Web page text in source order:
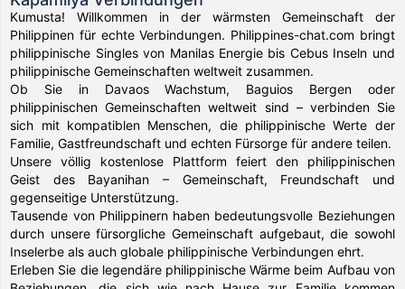
Kumusta! Willkommen in der wärmsten Gemeinschaft der
Philippinen für echte Verbindungen. Philippines-chat.com bringt
philippinische Singles von Manilas Energie bis Cebus Inseln und
philippinische Gemeinschaften weltweit zusammen.
Ob Sie in Davaos Wachstum, Baguios Bergen oder
philippinischen Gemeinschaften weltweit sind – verbinden Sie
sich mit kompatiblen Menschen, die philippinische Werte der
Familie, Gastfreundschaft und echten Fürsorge für andere teilen.
Unsere völlig kostenlose Plattform feiert den philippinischen
Geist des Bayanihan – Gemeinschaft, Freundschaft und
gegenseitige Unterstützung.
Tausende von Philippinern haben bedeutungsvolle Beziehungen
durch unsere fürsorgliche Gemeinschaft aufgebaut, die sowohl
Inselerbe als auch globale philippinische Verbindungen ehrt.
Erleben Sie die legendäre philippinische Wärme beim Aufbau von